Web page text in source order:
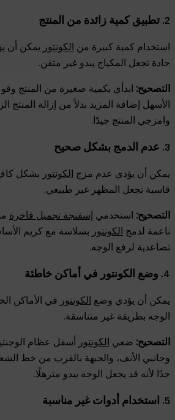
2. تطبيق كمية زائدة من المنتج
استخدام كمية كبيرة من الكونتور يمكن أن
حادة تجعل المكياج يبدو غير متقن.
التصحيح: ابدأي بكمية صغيرة من المنتج
الأسهل إضافة المزيد بدلاً من إزالة المنتج
وامزجي المنتج جيدًا.
3. عدم الدمج بشكل صحيح
يمكن أن يؤدي عدم مزج الكونتور بشكل
قاسية تجعل المظهر غير طبيعي.
التصحيح: استخدمي إسفنجة تجميل فاخرة
ناعمة لدمج الكونتور بسلاسة مع كريم
تصاعدية لرفع الوجه.
4. وضع الكونتور في أماكن خاطئة
يمكن أن يؤدي وضع الكونتور في الأماكن
الوجه بطريقة غير متناسقة.
التصحيح: ضعي الكونتور أسفل عظام
وجانبي الأنف، والجبهة بالقرب من خط
جدًا لأنه قد يجعل الوجه يبدو مترهلًا.
5. استخدام أدوات غير مناسبة